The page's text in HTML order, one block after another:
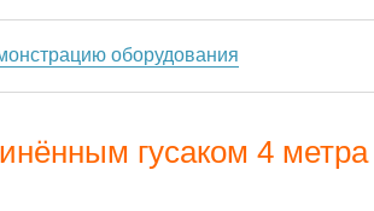
оборудования
гусаком 4